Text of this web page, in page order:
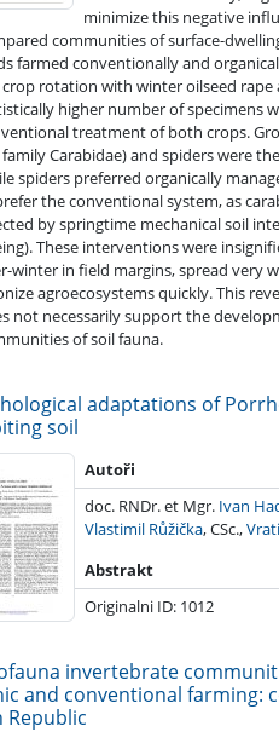
minimize this negative
communities of surface-
farmed conventionally and
rotation with winter oilseed rape
higher number of specimens
treatment of both crops.
Carabidae) and spiders were
spiders preferred organically
the conventional system, as
by springtime mechanical soil
These interventions were
winter in field margins, spread very
agroecosystems quickly. This
not necessarily support the
of soil fauna.
adaptations of
soil
Autoři
doc. RNDr. et Mgr. Ivan
Vlastimil Růžička, CSc.,
Abstrakt
Originalni ID: 1012
invertebrate
and conventional farming:
Republic